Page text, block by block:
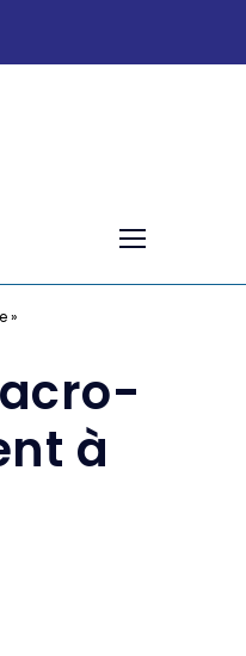
»
à